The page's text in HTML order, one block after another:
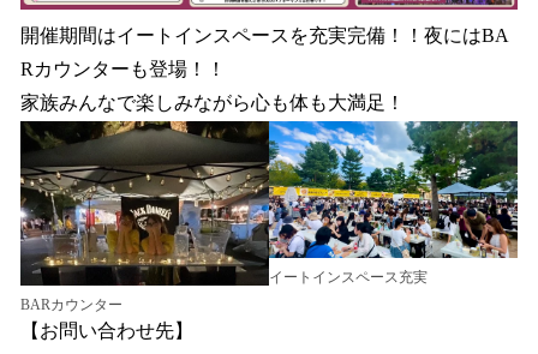
開催期間はイートインスペースを充実完備！！夜にはBA
Rカウンターも登場！！
家族みんなで楽しみながら心も体も大満足！
BARカウンター
イートインスペース充実
【お問い合わせ先】